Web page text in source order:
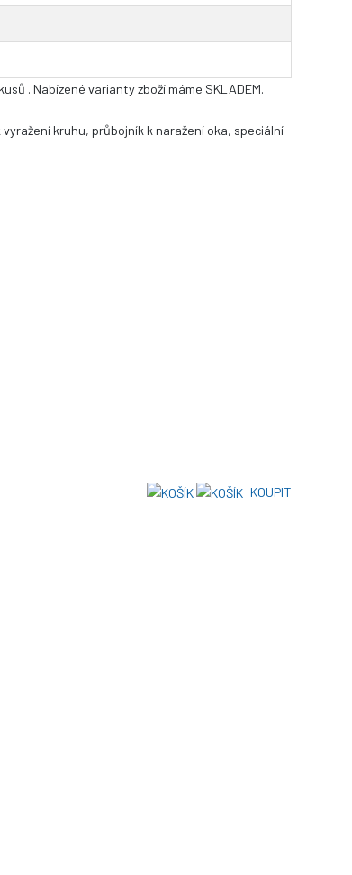
. Nabízené varianty zboží máme SKLADEM.
kruhu, průbojník k naražení oka, speciální
KOUPIT